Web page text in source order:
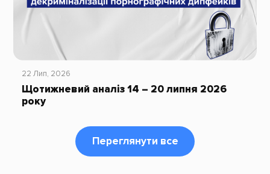
22 Лип, 2026
Щотижневий аналіз 14 – 20 липня 2026
року
Переглянути все